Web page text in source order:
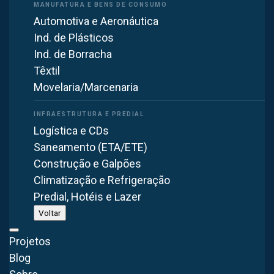
Automotiva e Aeronáutica
Ind. de Plásticos
Ind. de Borracha
Têxtil
Movelaria/Marcenaria
Logística e CDs
Saneamento (ETA/ETE)
Construção e Galpões
Climatização e Refrigeração
Predial, Hotéis e Lazer
Voltar
Projetos
Blog
Ver linha completa